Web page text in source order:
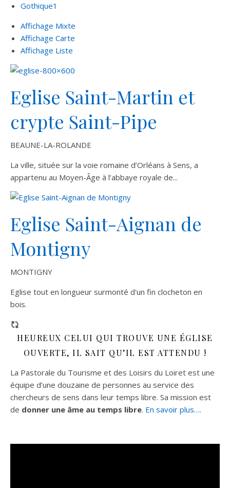
Gothique1
Affichage Mixte
Affichage Carte
Affichage Liste
Eglise Saint-Martin et
crypte Saint-Pipe
BEAUNE-LA-ROLANDE
La ville, située sur la voie romaine d’Orléans à Sens, a
appartenu au Moyen-Âge à l’abbaye royale de...
Eglise Saint-Aignan de
Montigny
MONTIGNY
Eglise tout en longueur surmonté d'un fin clocheton en
bois.
HEUREUX CELUI QUI TROUVE UNE ÉGLISE
OUVERTE, IL SAIT QU’IL EST ATTENDU !
La Pastorale du Tourisme et des Loisirs du Loiret est une
équipe d’une douzaine de personnes au service des
chercheurs de sens dans leur temps libre. Sa mission est
de donner une âme au temps libre. En savoir plus….